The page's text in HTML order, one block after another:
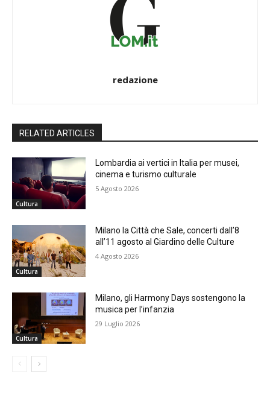
redazione
RELATED ARTICLES
Cultura
Lombardia ai vertici in Italia per musei,
cinema e turismo culturale
5 Agosto 2026
Cultura
Milano la Città che Sale, concerti dall’8
all’11 agosto al Giardino delle Culture
4 Agosto 2026
Cultura
Milano, gli Harmony Days sostengono la
musica per l’infanzia
29 Luglio 2026